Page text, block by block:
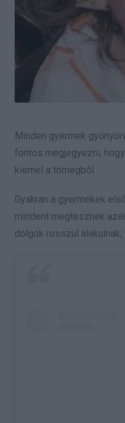
Minden gyermek
fontos megjegyezni,
kiemel a tömegből.
Gyakran a gyermekek
mindent megtesznek
dolgok rosszul